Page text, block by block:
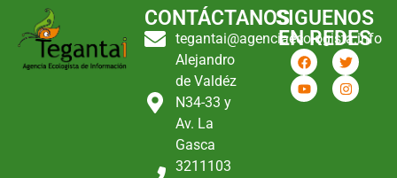
CONTÁCTANOS
tegantai@agenciaecologista.info
Alejandro
de Valdéz
N34-33 y
Av. La
Gasca
3211103
SIGUENOS
EN REDES